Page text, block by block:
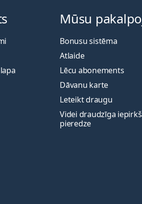
Mūsu
Bonusu sistēma
Atlaide
Lēcu abonements
Dāvanu karte
Leteikt draugu
Videi draudzīga
pieredze